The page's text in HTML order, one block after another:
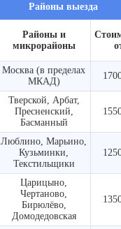
Районы выезда
Районы и
микрорайоны
Москва (в пределах
МКАД)
Тверской, Арбат,
Пресненский,
Басманный
Люблино, Марьино,
Кузьминки,
Текстильщики
Царицыно,
Чертаново,
Бирюлёво,
Домодедовская